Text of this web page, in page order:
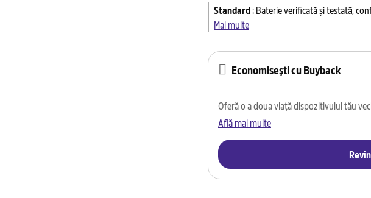
Standard:Baterie verificată și testată,
Mai multe
Economisești cu Buyback
Oferă o a doua viață dispozitivului tău
Află mai multe